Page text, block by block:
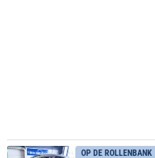
OP DE ROLLENBANK